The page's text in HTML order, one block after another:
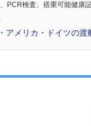
PCR検査、搭乗可能健康
メリカ・ドイツの渡